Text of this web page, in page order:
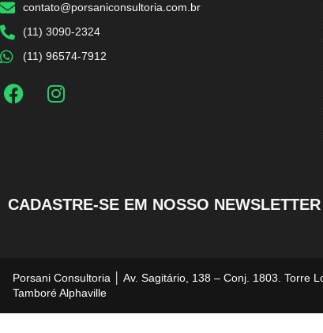
contato@porsaniconsultoria.com.br
(11) 3090-2324
(11) 96574-7912
CADASTRE-SE EM NOSSO NEWSLETTER
Porsani Consultoria │ Av. Sagitário, 138 – Conj. 1803. Torre
Tamboré Alphaville